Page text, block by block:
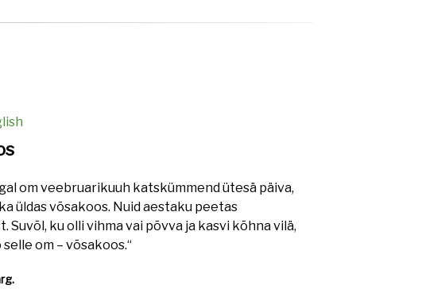
om veebruarikuuh katskümmend ütesä päiva,
üldas võsakoos. Nuid aestaku peetas
Suvõl, ku olli vihma vai põvva ja kasvi kõhna vilä,
selle om – võsakoos.“